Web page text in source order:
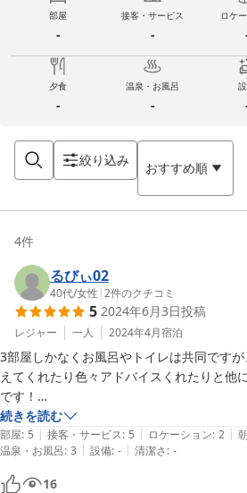
部屋
-
接客・サービス
-
ロケ
夕食
-
温泉・お風呂
-
絞り込み おすすめ順
4件
るびぃ02
40代/女性 |2件のクチコミ
5 2024年6月3日投稿
レジャー 一人 2024年4月宿泊
3部屋しかなくお風呂やトイレは共同です
えてくれたり色々アドバイスくれたりと他
です！
ただ通り道は大通りから通る事をオススメ
道は通らないで。
続きを読む
部屋: 5 | 接客・サービス: 5 | ロケーション: 2 |
温泉・お風呂: 3 | 設備: - | 清潔さ: -
16